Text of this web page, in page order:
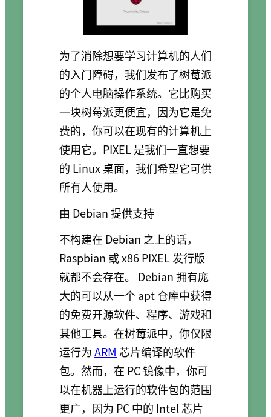
为了消除想要学习计算机的人们
的入门障碍，我们发布了树莓派
的个人电脑操作系统。它比购买
一块树莓派更便宜，因为它是免
费的，你可以在现有的计算机上
使用它。PIXEL 是我们一直想要
的 Linux 桌面，我们希望它可供
所有人使用。
由 Debian 提供支持
不构建在 Debian 之上的话，
Raspbian 或 x86 PIXEL 发行版
就都不会存在。 Debian 拥有庞
大的可以从一个 apt 仓库中获得
的免费开源软件、程序、游戏和
其他工具。在树莓派中，你仅限
运行为ARM 芯片编译的软件
包。然而，在 PC 镜像中，你可
以在机器上运行的软件包的范围
更广，因为 PC 中的 Intel 芯片